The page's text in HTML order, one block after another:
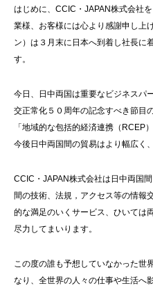
はじめに、CCIC・JAPAN株式会社
業様、お客様には心より感謝申し
ン）は３月末に日本へ到着し社長に
す。
今日、日中両国は重要なビジネスパ
交正常化５０周年の記念すべき節目
「地域的な包括的経済連携（RCEP
今後日中両国間の貿易はより幅広く
CCIC・JAPAN株式会社は日中両国
間の技術、法規，アクセス等の情報
的な満足のいくサービス、ひいては
尽力してまいります。
この度の誰も予想していなかった世
なり、全世界の人々の仕事や生活へ